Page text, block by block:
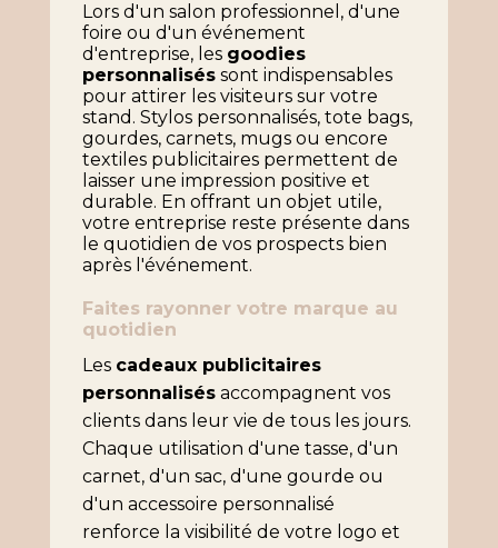
Lors d'un salon professionnel, d'une
foire ou d'un événement
d'entreprise, les goodies
personnaliséssont indispensables
pour attirer les visiteurs sur votre
stand. Stylos personnalisés, tote bags,
gourdes, carnets, mugs ou encore
textiles publicitaires permettent de
laisser une impression positive et
durable. En offrant un objet utile,
votre entreprise reste présente dans
le quotidien de vos prospects bien
après l'événement.
Faites rayonner votre marque au
quotidien
Les cadeaux publicitaires
personnalisésaccompagnent vos
clients dans leur vie de tous les jours.
Chaque utilisation d'une tasse, d'un
carnet, d'un sac, d'une gourde ou
d'un accessoire personnalisé
renforce la visibilité de votre logo et